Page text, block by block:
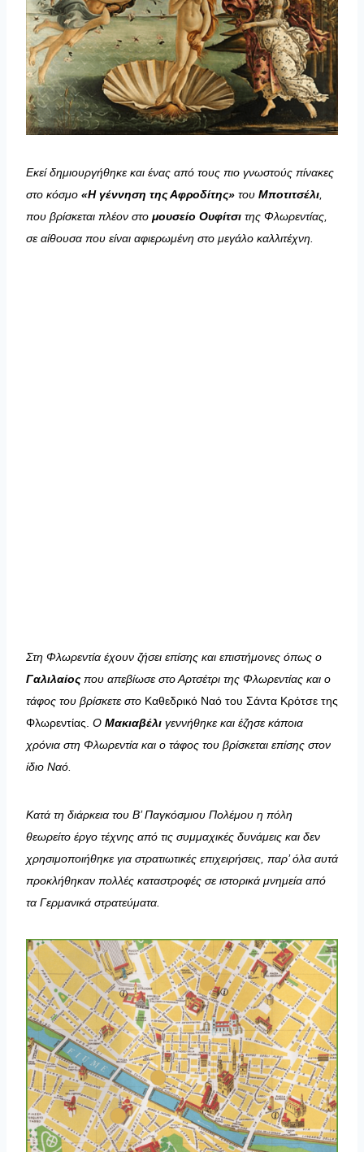
Εκεί δημιουργήθηκε και ένας από τους πιο γνωστούς πίνακες
στο κόσμο «Η γέννηση της Αφροδίτης» του Μποτιτσέλι
που βρίσκεται πλέον στο μουσείο Ουφίτσι της Φλωρεντίας,
σε αίθουσα που είναι αφιερωμένη στο μεγάλο καλλιτέχνη.
Στη Φλωρεντία έχουν ζήσει επίσης και επιστήμονες όπως ο
Γαλιλαίοςπου απεβίωσε στο Αρτσέτρι της Φλωρεντίας και ο
τάφος του βρίσκετε στο Καθεδρικό Ναό του Σάντα Κρότσε της
Φλωρεντίας. Ο Μακιαβέλι γεννήθηκε και έζησε κάποια
χρόνια στη Φλωρεντία και ο τάφος του βρίσκεται επίσης στον
ίδιο Ναό.
Κατά τη διάρκεια του Β’ Παγκόσμιου Πολέμου η πόλη
θεωρείτο έργο τέχνης από τις συμμαχικές δυνάμεις και δεν
χρησιμοποιήθηκε για στρατιωτικές επιχειρήσεις, παρ’ όλα αυτά
προκλήθηκαν πολλές καταστροφές σε ιστορικά μνημεία από
τα Γερμανικά στρατεύματα.